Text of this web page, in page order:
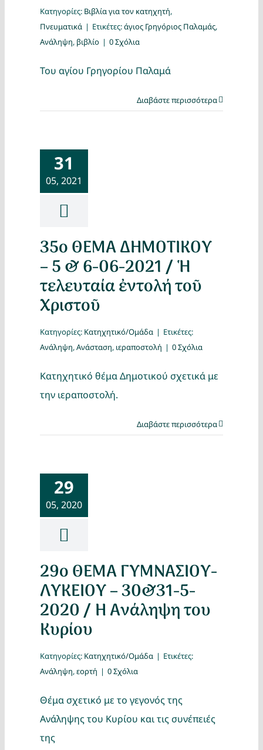
Κατηγορίες: Βιβλία για τον κατηχητή,
Πνευματικά | Ετικέτες:άγιος Γρηγόριος Παλαμάς,
Ανάληψη, βιβλίο | 0 Σχόλια
Του αγίου Γρηγορίου Παλαμά
Διαβάστε περισσότερα
31
05, 2021
35ο ΘΕΜΑ ΔΗΜΟΤΙΚΟΥ
– 5 & 6-06-2021 / Ἡ
τελευταία ἐντολή τοῦ
Χριστοῦ
Κατηγορίες: Κατηχητικό/Ομάδα | Ετικέτες:
Ανάληψη,Ανάσταση, ιεραποστολή | 0 Σχόλια
Κατηχητικό θέμα Δημοτικού σχετικά με
την ιεραποστολή.
Διαβάστε περισσότερα
29
05, 2020
29ο ΘΕΜΑ ΓΥΜΝΑΣΙΟΥ-
ΛΥΚΕΙΟΥ – 30&31-5-
2020 / Η Ανάληψη του
Κυρίου
Κατηγορίες: Κατηχητικό/Ομάδα | Ετικέτες:
Ανάληψη,εορτή | 0 Σχόλια
Θέμα σχετικό με το γεγονός της
Ανάληψης του Κυρίου και τις συνέπειές
της